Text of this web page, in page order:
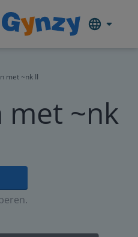
met ~nk II
met ~nk